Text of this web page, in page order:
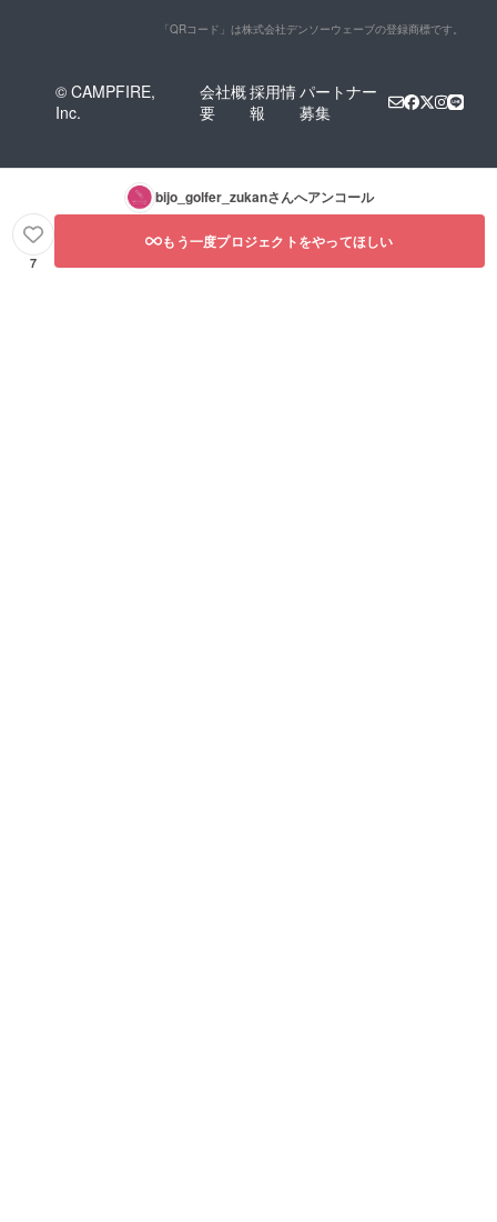
「QRコード」は株式会社デンソーウェーブの登録商標です。
© CAMPFIRE,
Inc.
会社概
要
採用情
報
パートナー
募集
bijo_golfer_zukanさんへアンコール
7
もう一度プロジェクトをやってほしい